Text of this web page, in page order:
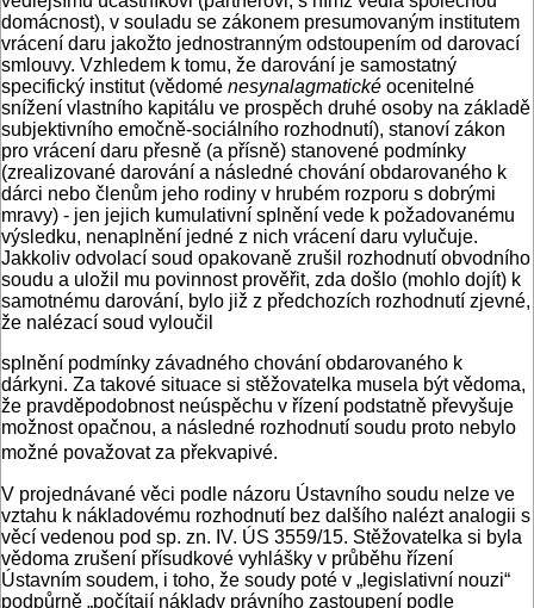
domácnost), v souladu se zákonem presumovaným institutem
vrácení daru jakožto jednostranným odstoupením od darovací
smlouvy. Vzhledem k tomu, že darování je samostatný
specifický institut (vědomé nesynalagmatické ocenitelné
snížení vlastního kapitálu ve prospěch druhé osoby na základě
subjektivního emočně-sociálního rozhodnutí), stanoví zákon
pro vrácení daru přesně (a přísně) stanovené podmínky
(zrealizované darování a následné chování obdarovaného k
dárci nebo členům jeho rodiny v hrubém rozporu s dobrými
mravy) - jen jejich kumulativní splnění vede k požadovanému
výsledku, nenaplnění jedné z nich vrácení daru vylučuje.
Jakkoliv odvolací soud opakovaně zrušil rozhodnutí obvodního
soudu a uložil mu povinnost prověřit, zda došlo (mohlo dojít) k
samotnému darování, bylo již z předchozích rozhodnutí zjevné,
že nalézací soud vyloučil
splnění podmínky závadného chování obdarovaného k
dárkyni. Za takové situace si stěžovatelka musela být vědoma,
že pravděpodobnost neúspěchu v řízení podstatně převyšuje
možnost opačnou, a následné rozhodnutí soudu proto nebylo
možné považovat za překvapivé.
V projednávané věci podle názoru Ústavního soudu nelze ve
vztahu k nákladovému rozhodnutí bez dalšího nalézt analogii s
věcí vedenou pod sp. zn. IV. ÚS 3559/15. Stěžovatelka si byla
vědoma zrušení přísudkové vyhlášky v průběhu řízení
Ústavním soudem, i toho, že soudy poté v „legislativní nouzi“
podpůrně „počítají náklady právního zastoupení podle